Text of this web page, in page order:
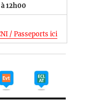
12h00
/ Passeports ici